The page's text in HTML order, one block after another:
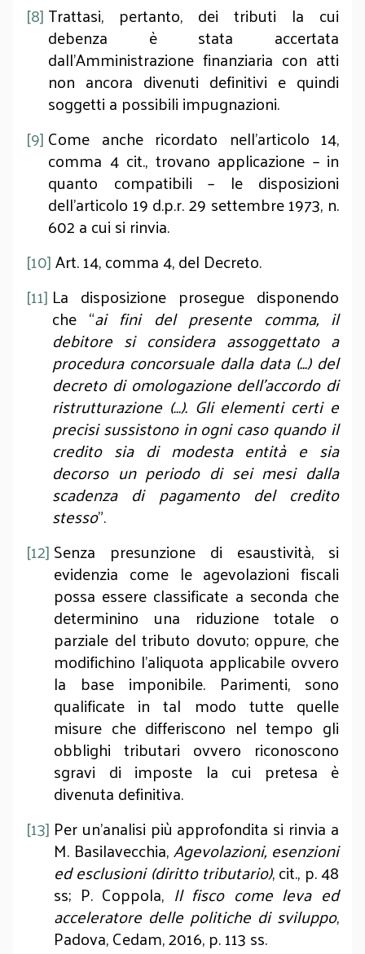
[8]Trattasi, pertanto, dei tributi la cui
debenza è stata accertata
dall’Amministrazione finanziaria con atti
non ancora divenuti definitivi e quindi
soggetti a possibili impugnazioni.
[9]Come anche ricordato nell’articolo 14,
comma 4 cit., trovano applicazione – in
quanto compatibili – le disposizioni
dell’articolo 19 d.p.r. 29 settembre 1973, n.
602 a cui si rinvia.
[10]Art. 14, comma 4, del Decreto.
[11] La disposizione prosegue disponendo
che “ai fini del presente comma, il
debitore si considera assoggettato a
procedura concorsuale dalla data (...) del
decreto di omologazione dell'accordo di
ristrutturazione (…). Gli elementi certi e
precisi sussistono in ogni caso quando il
credito sia di modesta entità e sia
decorso un periodo di sei mesi dalla
scadenza di pagamento del credito
stesso”.
[12]Senza presunzione di esaustività, si
evidenzia come le agevolazioni fiscali
possa essere classificate a seconda che
determinino una riduzione totale o
parziale del tributo dovuto; oppure, che
modifichino l’aliquota applicabile ovvero
la base imponibile. Parimenti, sono
qualificate in tal modo tutte quelle
misure che differiscono nel tempo gli
obblighi tributari ovvero riconoscono
sgravi di imposte la cui pretesa è
divenuta definitiva.
[13] Per un’analisi più approfondita si rinvia a
M. Basilavecchia,Agevolazioni, esenzioni
ed esclusioni (diritto tributario), cit., p. 48
ss; P. Coppola, Il fisco come leva ed
acceleratore delle politiche di sviluppo,
Padova, Cedam, 2016, p. 113 ss.